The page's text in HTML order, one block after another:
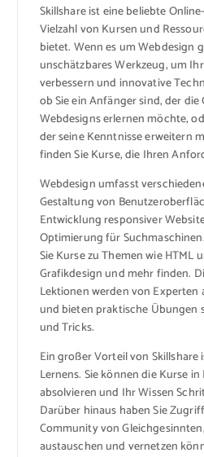
Skillshare ist eine beliebte
Vielzahl von Kursen und
bietet. Wenn es um Webdesign
unschätzbares Werkzeug, um
verbessern und innovative
ob Sie ein Anfänger sind, der
Webdesigns erlernen möchte,
der seine Kenntnisse erweitern
finden Sie Kurse, die Ihren
Webdesign umfasst
Gestaltung von
Entwicklung responsiver
Optimierung für
Sie Kurse zu Themen wie HTML
Grafikdesign und mehr finden.
Lektionen werden von Experten
und bieten praktische Übungen
und Tricks.
Ein großer Vorteil von Skillshare
Lernens. Sie können die Kurse
absolvieren und Ihr Wissen
Darüber hinaus haben Sie
Community von
austauschen und vernetzen